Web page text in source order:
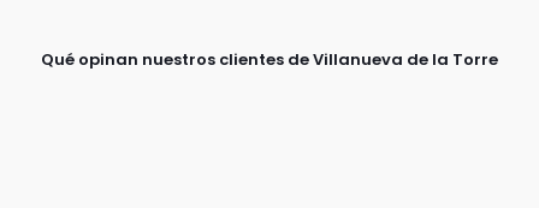
Qué opinan nuestros clientes de Villanueva de la Torre